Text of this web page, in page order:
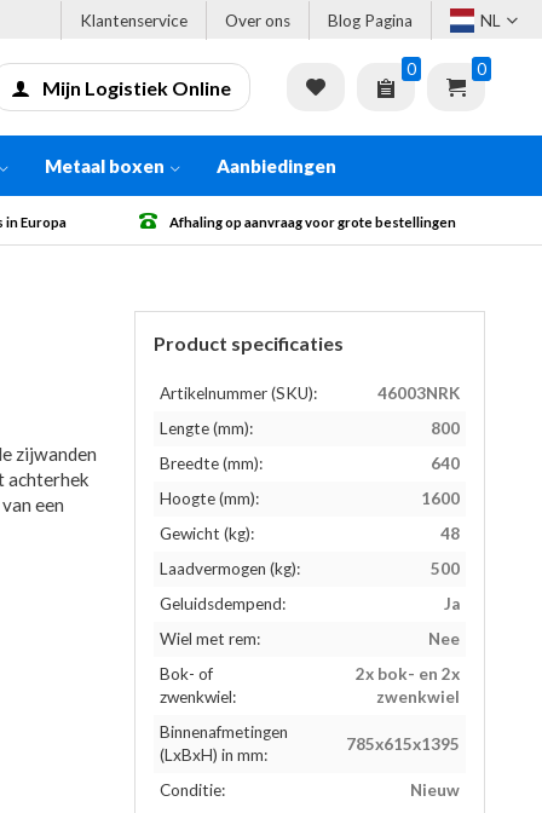
Klantenservice Over ons Blog Pagina NL
Mijn Logistiek Online
0 0
Metaal boxen Aanbiedingen
bestellingen Gratis verzending vanaf € 500 excl. BTW
zijwanden
achterhek
een
Product specificaties
Artikelnummer (SKU):
46003NRK
Lengte (mm):
800
Breedte (mm):
640
Hoogte (mm):
1600
Gewicht (kg):
48
Laadvermogen (kg):
500
Geluidsdempend:
Ja
Wiel met rem:
Nee
Bok- of
zwenkwiel:
2x bok- en 2x
zwenkwiel
Binnenafmetingen
(LxBxH) in mm:
785x615x1395
Conditie: Nieuw